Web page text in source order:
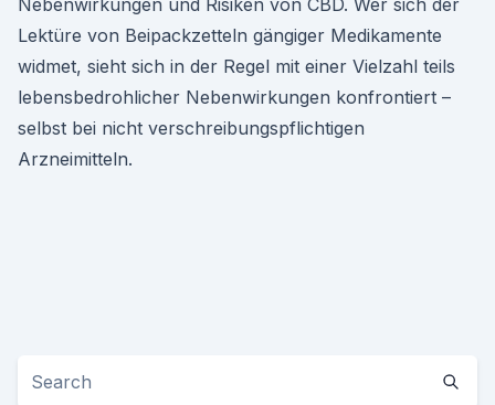
Nebenwirkungen und Risiken von CBD. Wer sich der
Lektüre von Beipackzetteln gängiger Medikamente
widmet, sieht sich in der Regel mit einer Vielzahl teils
lebensbedrohlicher Nebenwirkungen konfrontiert –
selbst bei nicht verschreibungspflichtigen
Arzneimitteln.